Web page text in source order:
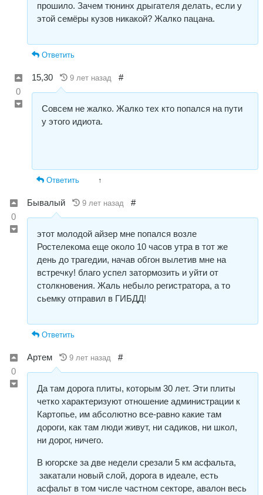
прошило. Зачем тюнинх дрыгателя делать, если у
этой семёры кузов никакой? Жалко пацана.
Ответить
0
15,30 9 лет назад #
Совсем не жалко. Жалко тех кто попался на пути
у этого идиота.
Ответить ↑
0
Бывалый 9 лет назад #
этот молодой айзер мне попался возле
Ростелекома еще около 10 часов утра в тот же
день до трагедии, начав обгон вылетив мне на
встречку! благо успел затормозить и уйти от
столкновения. Жаль небыло регистратора, а то
сьемку отправил в ГИБДД!
Ответить
0
Артем 9 лет назад #
Да там дорога плиты, которым 30 лет. Эти плиты
четко характеризуют отношение администрации к
Картопье, им абсолютно все-равно какие там
дороги, как там люди живут, ни садиков, ни школ,
ни дорог, ничего.
В югорске за две недели срезали 5 км асфальта,
закатали новый слой, дорога в идеале, есть
асфальт в том числе частном секторе, авалон весь